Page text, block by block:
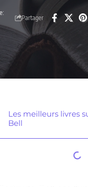
Partager
Les meilleurs livres
Bell